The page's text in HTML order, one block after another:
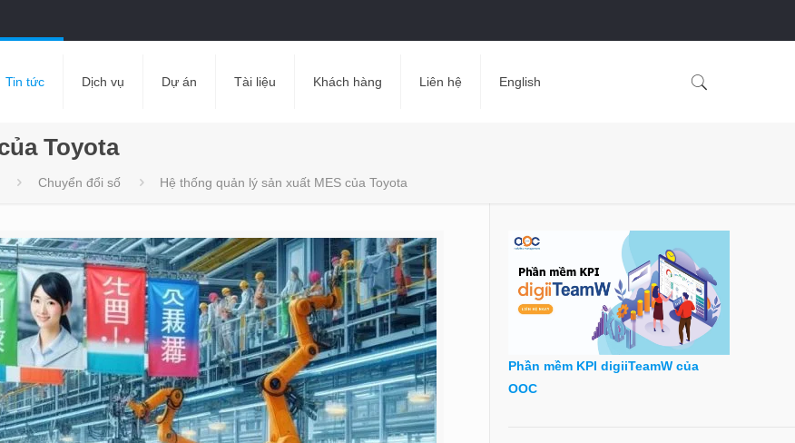
Tin tức Dịch vụ Dự án Tài liệu Khách hàng Liên hệ English
Toyota
Chuyển đổi số Hệ thống quản lý sản xuất MES của Toyota
Phần mềm KPI digiiTeamW của
OOC